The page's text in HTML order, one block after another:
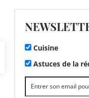
Cuisine
Astuces de la